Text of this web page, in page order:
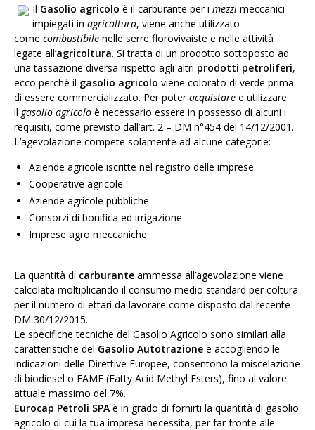
Il Gasolio agricolo è il carburante per i mezzi meccanici
impiegati in agricoltura, viene anche utilizzato
come combustibile nelle serre florovivaiste e nelle attività
legate all’agricoltura. Si tratta di un prodotto sottoposto ad
una tassazione diversa rispetto agli altri prodotti petroliferi,
ecco perché il gasolio agricolo viene colorato di verde prima
di essere commercializzato. Per poteracquistare e utilizzare
il gasolio agricolo è necessario essere in possesso di alcuni i
requisiti, come previsto dall’art. 2 – DM n°454 del 14/12/2001.
L’agevolazione compete solamente ad alcune categorie:
Aziende agricole iscritte nel registro delle imprese
Cooperative agricole
Aziende agricole pubbliche
Consorzi di bonifica ed irrigazione
Imprese agro meccaniche
La quantità di carburante ammessa all’agevolazione viene
calcolata moltiplicando il consumo medio standard per coltura
per il numero di ettari da lavorare come disposto dal recente
DM 30/12/2015.
Le specifiche tecniche del Gasolio Agricolo sono similari alla
caratteristiche del Gasolio Autotrazione e accogliendo le
indicazioni delle Direttive Europee, consentono la miscelazione
di biodiesel o FAME (Fatty Acid Methyl Esters), fino al valore
attuale massimo del 7%.
Eurocap Petroli SPA è in grado di fornirti la quantità di gasolio
agricolo di cui la tua impresa necessita, per far fronte alle